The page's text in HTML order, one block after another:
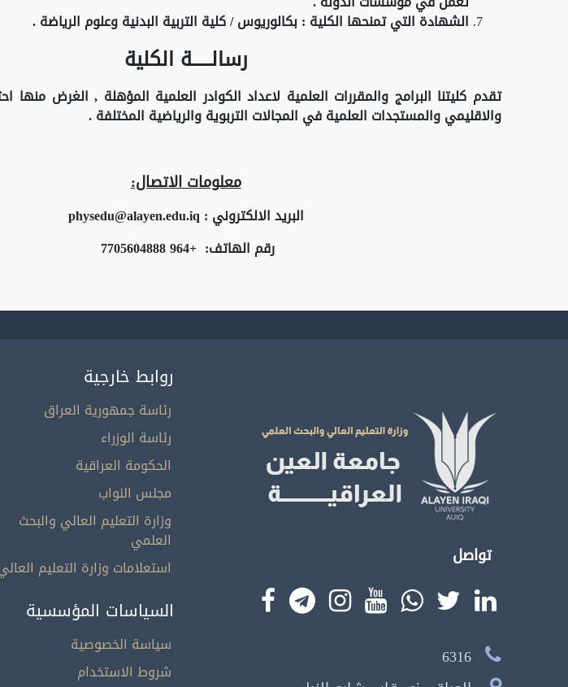
الشهادة التي تمنحها الكلية : بكالوريوس / كلية التربية البدنية وعلوم الرياضة .
رسالــــــة الكلية
تقدم كليتنا البرامج والمقررات العلمية لاعداد الكوادر العلمية المؤهلة , الغرض منها
والاقليمي والمستجدات العلمية في المجالات التربوية والرياضية المختلفة .
معلومات الاتصال:
البريد الالكتروني :physedu@alayen.edu.iq
رقم الهاتف: +964 7705604888
تواصل
6316
روابط خارجية
رئاسة جمهورية العراق
رئاسة الوزراء
الحكومة العراقية
مجلس النواب
وزارة التعليم العالي والبحث
العلمي
استعلامات وزارة التعليم
السياسات المؤسسية
سياسة الخصوصية
شروط الاستخدام